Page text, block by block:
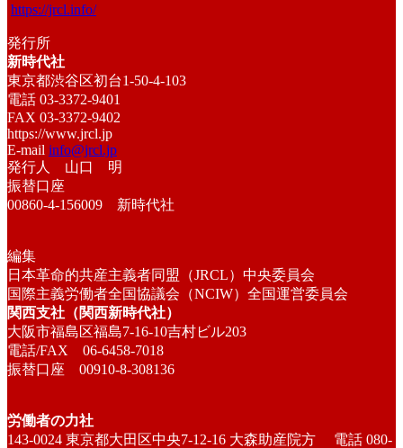
https://jrcl.info/
発行所
新時代社
東京都渋谷区初台1-50-4-103
電話 03-3372-9401
FAX 03-3372-9402
https://www.jrcl.jp
E-mail info@jrcl.jp
発行人 山口 明
振替口座
00860-4-156009 新時代社
編集
日本革命的共産主義者同盟（JRCL）中央委員会
国際主義労働者全国協議会（NCIW）全国運営委員会
関西支社（関西新時代社）
大阪市福島区福島7-16-10吉村ビル203
電話/FAX 06-6458-7018
振替口座 00910-8-308136
労働者の力社
143-0024 東京都大田区中央7-12-16 大森助産院方 電話 080-